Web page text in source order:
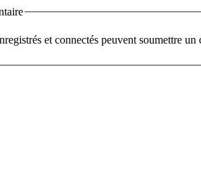
et connectés peuvent soumettre un